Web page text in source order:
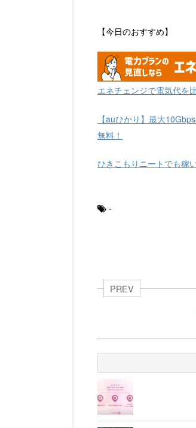
【今日のおすすめ】
エネチェンジで電気代を
【auひかり】最大
無料！
ひきこもりニートでも稼
-
PREV